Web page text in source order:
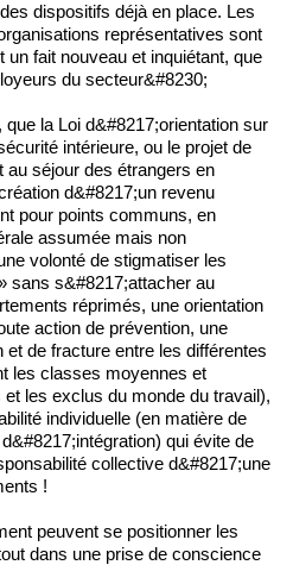
dispositifs déjà en place. Les
représentatives sont
fait nouveau et inquiétant, que
du secteur&#8230;
la Loi d&#8217;orientation sur
intérieure, ou le projet de
au séjour des étrangers en
d&#8217;un revenu
pour points communs, en
assumée mais non
volonté de stigmatiser les
sans s&#8217;attacher au
réprimés, une orientation
action de prévention, une
de fracture entre les différentes
les classes moyennes et
les exclus du monde du travail),
individuelle (en matière de
qui évite de
collective d&#8217;une
!
peuvent se positionner les
dans une prise de conscience